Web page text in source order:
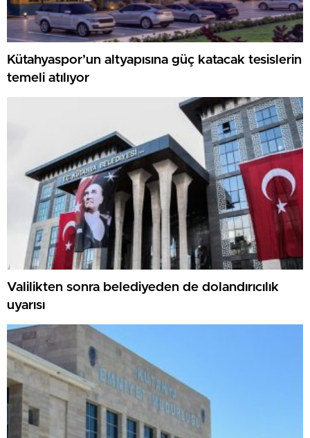
Kütahyaspor’un altyapısına güç katacak tesislerin
temeli atılıyor
Valilikten sonra belediyeden de dolandırıcılık
uyarısı